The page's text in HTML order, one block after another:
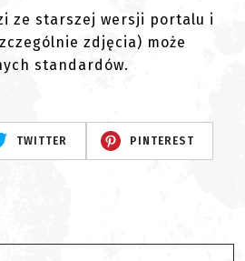
ze starszej wersji portalu i
zdjęcia) może
standardów.
TWITTER PINTEREST